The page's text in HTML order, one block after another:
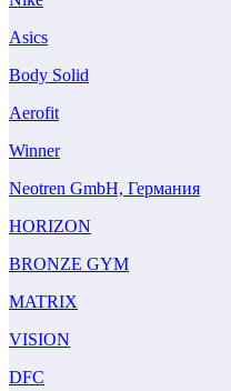
Asics
Body Solid
Aerofit
Winner
Neotren GmbH, Германия
HORIZON
BRONZE GYM
MATRIX
VISION
DFC